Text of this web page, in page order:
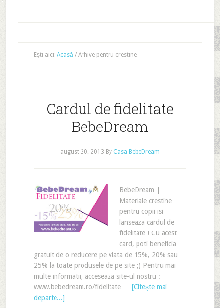
Ești aici: Acasă /Arhive pentru crestine
Cardul de fidelitate
BebeDream
august 20, 2013 By Casa BebeDream
BebeDream |
Materiale crestine
pentru copii isi
lanseaza cardul de
fidelitate ! Cu acest
card, poti beneficia
gratuit de o reducere pe viata de 15%, 20% sau
25% la toate produsele de pe site ;) Pentru mai
multe informatii, acceseaza site-ul nostru :
www.bebedream.ro/fidelitate … [Citeşte mai
departe...]